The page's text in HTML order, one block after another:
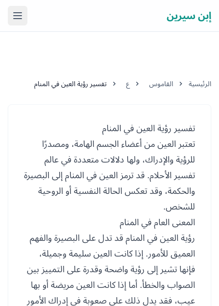
إبن سيرين فتح
الرئيسية القاموس ع تفسير رؤية العين في المنام
تفسير رؤية العين في المنام
تعتبر العين من أعضاء الجسم الهامة، ومصدرًا
للرؤية والإدراك، ولها دلالات متعددة في عالم
تفسير الأحلام. قد ترمز العين في المنام إلى البصيرة
والحكمة، وقد تعكس الحالة النفسية أو الروحية
للشخص.
المعنى العام في المنام
رؤية العين في المنام قد تدل على البصيرة والفهم
العميق للأمور. إذا كانت العين سليمة وجميلة،
فإنها تشير إلى رؤية واضحة وقدرة على التمييز بين
الصواب والخطأ. أما إذا كانت العين مريضة أو بها
عيب، فقد يدل ذلك على صعوبة في إدراك الأمور